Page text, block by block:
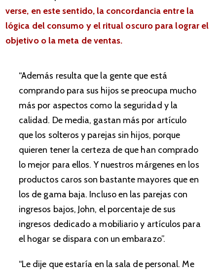
verse, en este sentido, la concordancia entre la
lógica del consumo y el ritual oscuro para lograr el
objetivo o la meta de ventas.
“Además resulta que la gente que está
comprando para sus hijos se preocupa mucho
más por aspectos como la seguridad y la
calidad. De media, gastan más por artículo
que los solteros y parejas sin hijos, porque
quieren tener la certeza de que han comprado
lo mejor para ellos. Y nuestros márgenes en los
productos caros son bastante mayores que en
los de gama baja. Incluso en las parejas con
ingresos bajos, John, el porcentaje de sus
ingresos dedicado a mobiliario y artículos para
el hogar se dispara con un embarazo”.
“Le dije que estaría en la sala de personal. Me